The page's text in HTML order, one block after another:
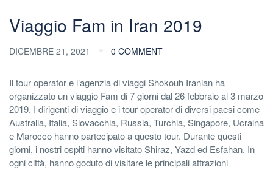
Viaggio Fam in Iran 2019
DICEMBRE 21, 2021 0 COMMENT
Il tour operator e l’agenzia di viaggi Shokouh Iranian ha
organizzato un viaggio Fam di 7 giorni dal 26 febbraio al 3 marzo
2019. I dirigenti di viaggio e i tour operator di diversi paesi come
Australia, Italia, Slovacchia, Russia, Turchia, Singapore, Ucraina
e Marocco hanno partecipato a questo tour. Durante questi
giorni, i nostri ospiti hanno visitato Shiraz, Yazd ed Esfahan. In
ogni città, hanno goduto di visitare le principali attrazioni